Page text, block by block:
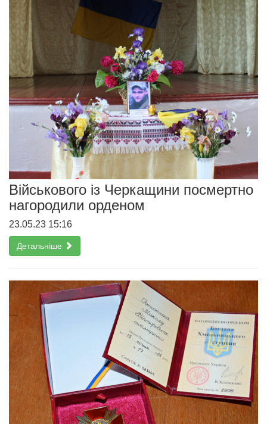
Військового із Черкащини посмертно
нагородили орденом
23.05.23 15:16
Детальніше